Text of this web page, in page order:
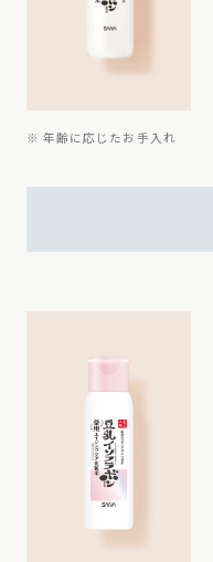
※ 年齢に応じたお手入れ